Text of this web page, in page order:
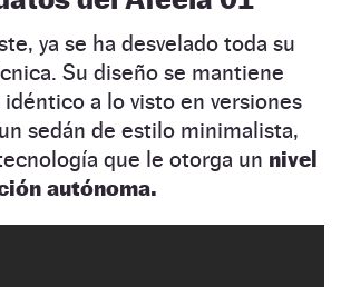
ya se ha desvelado toda su
Su diseño se mantiene
a lo visto en versiones
sedán de estilo minimalista,
que le otorga un nivel
autónoma.